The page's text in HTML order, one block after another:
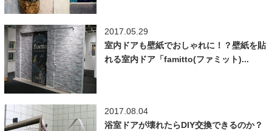
2017.05.29
室内ドアも壁紙でおしゃれに！？壁紙を貼
れる室内ドア「famitto(ファミット)...
2017.08.04
浴室ドアが壊れたらDIY交換できるのか？